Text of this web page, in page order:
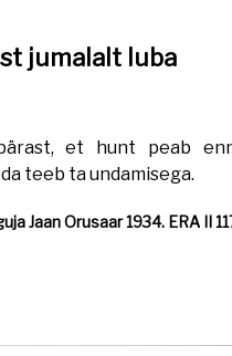
jumalalt luba
et hunt peab
teeb ta undamisega.
Jaan Orusaar 1934. ERA II